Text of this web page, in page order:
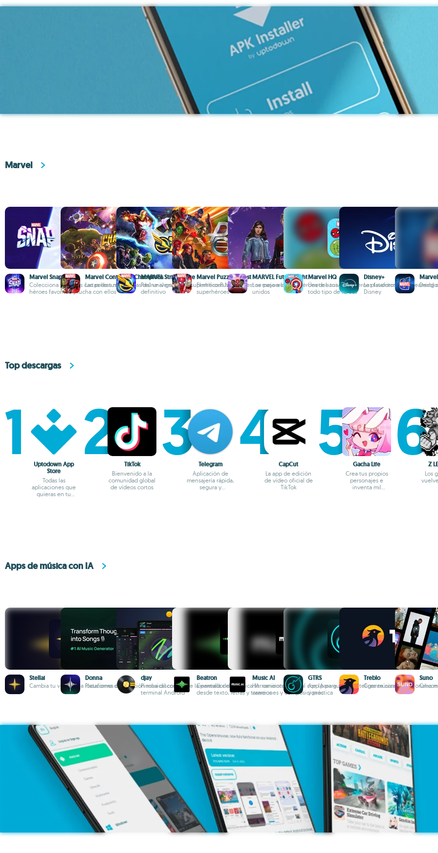
Marvel
Marvel Snap
Colecciona todas las cartas de tus
héroes favoritos y lucha con ellos
Marvel Contest of Champions
Las peleas más épicas del universo
MARVEL Strike Force
Reúne al grupo de superhéroes Marvel
definitivo
Marvel Puzzle Quest
El mítico Puzzle Quest se pasa a los
superhéroes
MARVEL Future Fight
Los mejores superhéroes del universo
unidos
Marvel HQ
Únete a tus superhéroes favoritos en
todo tipo de tareas
Disney+
La plataforma de streaming
Disney
Top descargas
Uptodown App
Store
Todas las
aplicaciones que
quieras en tu
TikTok
Bienvenido a la
comunidad global
de vídeos cortos
Telegram
Aplicación de
mensajería rápida,
segura y
CapCut
La app de edición
de vídeo oficial de
TikTok
Gacha Life
Crea tus propios
personajes e
inventa mil
Z
Los
Apps de música con IA
Stellai
Cambia tu voz y crea locuciones con IA
Donna
Plataforma de creación musical con IA
djay
Pincha discos desde la pantalla del
terminal Android
Beatron
Generador de música IA: canciones
desde texto, letras y tarareos
Music AI
Herramienta musical con IA para
canciones y composiciones
GTRS
App para guitarra inteligente con tonos
y práctica
Treblo
Crea música profesional
Suno
Crea